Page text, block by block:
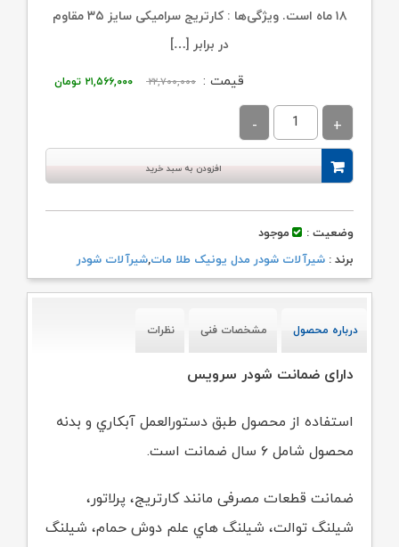
۱۸ ماه است. ویژگی‌ها : کارتریج سرامیکی سایز ۳۵ مقاوم
در برابر […]
قیمت : ۲۲,۷۰۰,۰۰۰
قیمت
۲۱,۵۶۶,۰۰۰ تومان
افزودن به سبد خرید
وضعیت :
موجود
برند : شیرآلات شودر مدل یونیک طلا مات,شیرآلات شودر
درباره محصول مشخصات فنی نظرات
دارای ضمانت شودر سرویس
استفاده از محصول طبق دستورالعمل آبکاري و بدنه
محصول شامل ۶ سال ضمانت است.
ضمانت قطعات مصرفی مانند کارتریج، پرلاتور،
شیلنگ توالت، شیلنگ هاي علم دوش حمام، شیلنگ